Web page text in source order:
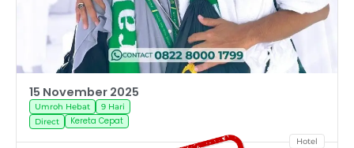
15 November 2025
Umroh Hebat
9 Hari
Direct
Kereta Cepat
Hotel